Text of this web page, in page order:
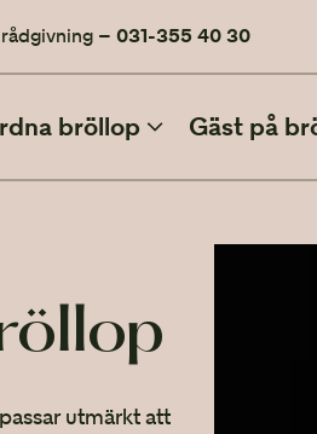
rådgivning –031-355 40 30
bröllop Gäst på
bröllop
av före bröllopet
utmärkt att